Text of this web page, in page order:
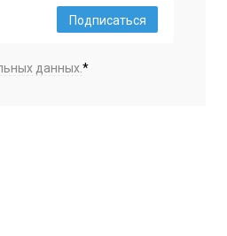
Подписаться
данных.*